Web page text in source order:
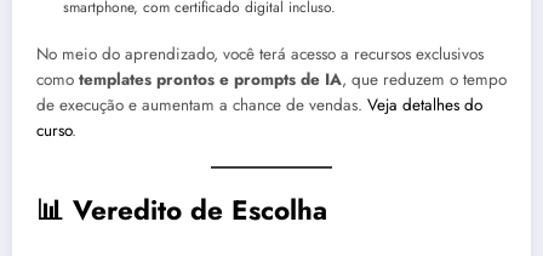
smartphone, com certificado digital incluso.
No meio do aprendizado, você terá acesso a recursos exclusivos
como templates prontos e prompts de IA, que reduzem o tempo
de execução e aumentam a chance de vendas. Veja detalhes do
curso.
📊 Veredito de Escolha